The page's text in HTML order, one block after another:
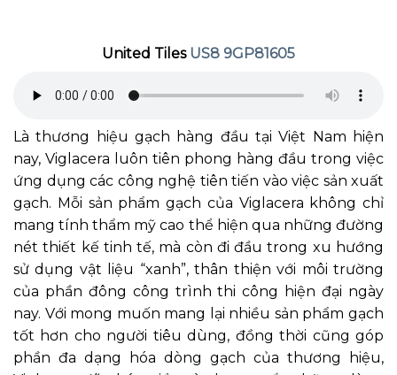
United Tiles US8 9GP81605
Là thương hiệu gạch hàng đầu tại Việt Nam hiện
nay, Viglacera luôn tiên phong hàng đầu trong việc
ứng dụng các công nghệ tiên tiến vào việc sản xuất
gạch. Mỗi sản phẩm gạch của Viglacera không chỉ
mang tính thẩm mỹ cao thể hiện qua những đường
nét thiết kế tinh tế, mà còn đi đầu trong xu hướng
sử dụng vật liệu “xanh”, thân thiện với môi trường
của phần đông công trình thi công hiện đại ngày
nay. Với mong muốn mang lại nhiều sản phẩm gạch
tốt hơn cho người tiêu dùng, đồng thời cũng góp
phần đa dạng hóa dòng gạch của thương hiệu,